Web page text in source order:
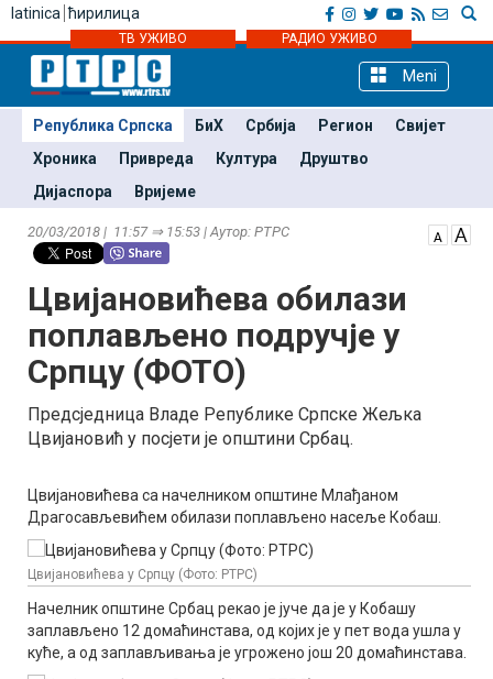
latinica ћирилица
ТВ УЖИВО РАДИО УЖИВО
Meni
Република Српска БиХ Србија Регион
Свијет
Хроника
Привреда Култура
Друштво
Дијаспора
Вријеме
20/03/2018 | 11:57 ⇒ 15:53 | Аутор: РТРС
Цвијановићева обилази
поплављено подручје у
Српцу (ФОТО)
Предсједница Владе Републике Српске Жељка
Цвијановић у посјети је општини Србац.
Цвијановићева са начелником општине Млађаном
Драгосављевићем обилази поплављено насеље Кобаш.
Цвијановићева у Српцу (Фото: РТРС)
Начелник општине Србац рекао је јуче да је у Кобашу
заплављено 12 домаћинстава, од којих је у пет вода ушла у
куће, а од заплављивања је угрожено још 20 домаћинстава.